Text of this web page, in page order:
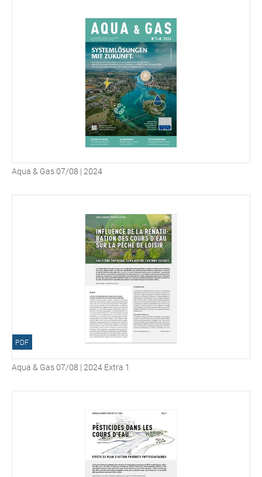
Aqua & Gas 07/08 | 2024
PDF
Aqua & Gas 07/08 | 2024 Extra 1